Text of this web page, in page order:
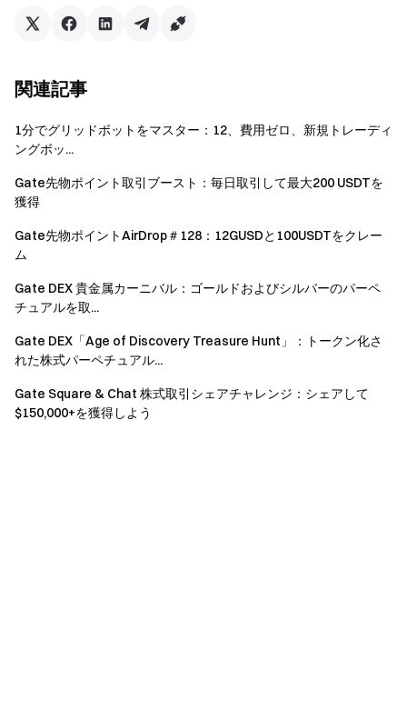
イベント期間中、累計ワールドカップ予測取引高が500
ベント終了後、対象ユーザーの累計ワールドカップ予測取
多いほど、受け取れる報酬も増加します。
イベント参加方法
ステップ1：「今すぐ参加」をクリックして登録を完了
ステップ2：「ワールドカップ日替わり注目試合」予測に
ステップ3：50 USDT以上の予測取引を完了
ステップ4：決済および報酬配布をお待ちください
予測市場体験クーポン利用規則：
本イベントで配布される全ての報酬は「予測市場体
験クーポン」となり、直接出金はできず、プラットフ
関連記事
1分でグリッドボットをマスター：12、費用ゼロ、新規トレーディ
ングボッ...
Gate先物ポイント取引ブースト：毎日取引して最大200 USDTを
獲得
Gate先物ポイントAirDrop＃128：12GUSDと100USDTをクレー
ム
Gate DEX 貴金属カーニバル：ゴールドおよびシルバーのパーペ
チュアルを取...
Gate DEX「Age of Discovery Treasure Hunt」：トークン化さ
れた株式パーペチュアル...
Gate Square & Chat 株式取引シェアチャレンジ：シェアして
$150,000+を獲得しよう